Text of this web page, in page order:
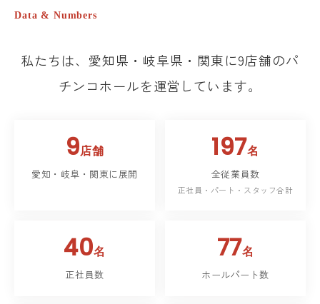
Data & Numbers
私たちは、愛知県・岐阜県・関東に9店舗のパ
チンコホールを運営しています。
9店舗
愛知・岐阜・関東に展開
197名
全従業員数
正社員・パート・スタッフ合計
40名
正社員数
77名
ホールパート数